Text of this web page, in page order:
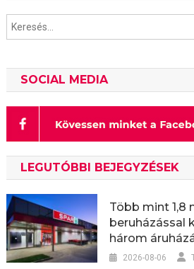
SOCIAL MEDIA
LEGUTÓBBI BEJEGYZÉSEK
Több mint 1,8
beruházással
három
2026-08-06